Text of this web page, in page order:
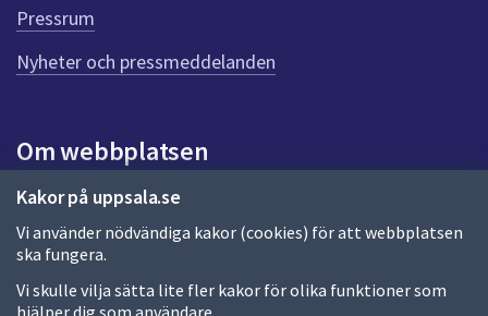
Kakor på uppsala.se
Vi använder nödvändiga kakor (cookies) för att webbplatsen
ska fungera.
Vi skulle vilja sätta lite fler kakor för olika funktioner som
hjälper dig som användare.
e
n
n
a
d
a
Pressrum
Nyheter och pressmeddelanden
Om webbplatsen
Om webbplatsen
Allmänna handlingar och diarium
Behandling av personuppgifter